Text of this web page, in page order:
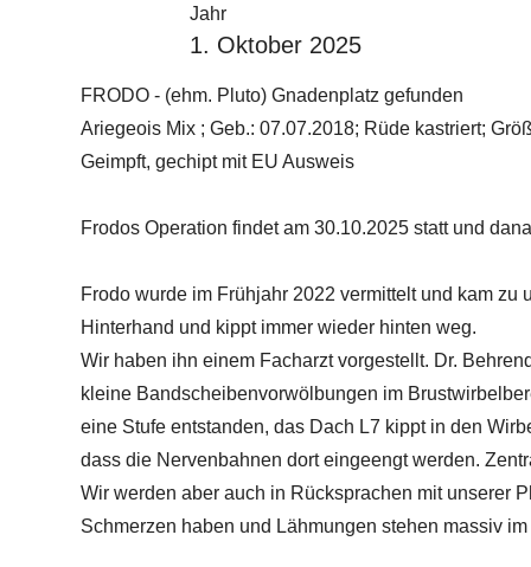
Jahr
1. Oktober 2025
FRODO - (ehm. Pluto) Gnadenplatz gefunden
Ariegeois Mix ; Geb.: 07.07.2018; Rüde kastriert;
Geimpft, gechipt mit EU Ausweis
Frodos Operation findet am 30.10.2025 statt und
Frodo wurde im Frühjahr 2022 vermittelt und kam
Hinterhand und kippt immer wieder hinten weg.
Wir haben ihn einem Facharzt vorgestellt. Dr.
kleine Bandscheibenvorwölbungen im
eine Stufe entstanden, das Dach L7 kippt in den
dass die Nervenbahnen dort eingeengt werden.
Wir werden aber auch in Rücksprachen mit unserer
Schmerzen haben und Lähmungen stehen massiv